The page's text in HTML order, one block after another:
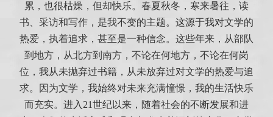
累，也很枯燥，但却快乐。春夏秋冬，寒来暑往，读
书、采访和写作，是我不变的主题。这源于我对文学的
热爱，执着追求，甚至是一种信念。这些年来，从部队
到地方，从北方到南方，不论在何地方，不论在何岗
位，我从未抛弃过书籍，从未放弃过对文学的热爱与追
求。因为文学，我始终对未来充满憧憬，我的生活快乐
而充实。进入21世纪以来，随着社会的不断发展和进